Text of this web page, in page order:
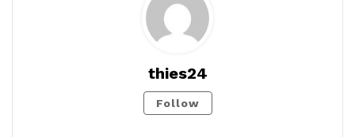
thies24
Follow